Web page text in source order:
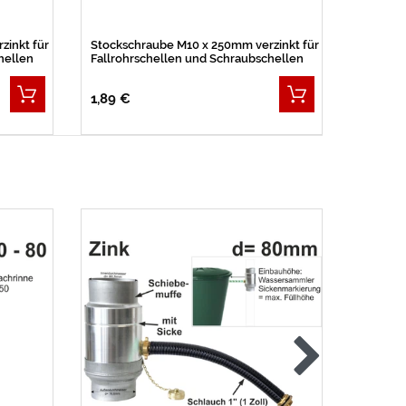
für
Stockschraube M10 x 250mm verzinkt für
Fallrohrschellen und Schraubschellen
1,89 €